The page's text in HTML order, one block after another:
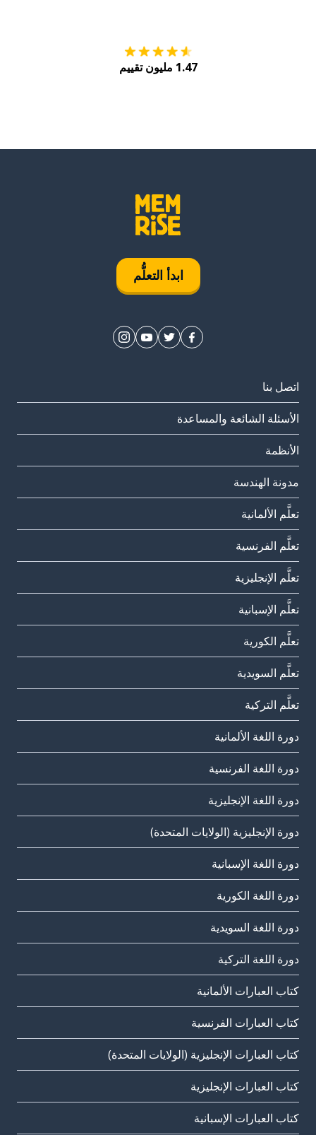
1.47 مليون تقييم
ابدأ التعلُّم
اتصل بنا
الأسئلة الشائعة والمساعدة
الأنظمة
مدونة الهندسة
تعلَّم الألمانية
تعلَّم الفرنسية
تعلَّم الإنجليزية
تعلَّم الإسبانية
تعلَّم الكورية
تعلَّم السويدية
تعلَّم التركية
دورة اللغة الألمانية
دورة اللغة الفرنسية
دورة اللغة الإنجليزية
دورة الإنجليزية (الولايات المتحدة)
دورة اللغة الإسبانية
دورة اللغة الكورية
دورة اللغة السويدية
دورة اللغة التركية
كتاب العبارات الألمانية
كتاب العبارات الفرنسية
كتاب العبارات الإنجليزية (الولايات المتحدة)
كتاب العبارات الإنجليزية
كتاب العبارات الإسبانية